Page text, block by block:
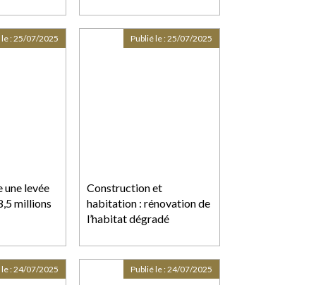
une levée
millions
:25/07/2025
Construction et
habitation : rénovation de
l’habitat dégradé
Publié le :25/07/2025
:24/07/2025 Publié le :24/07/2025